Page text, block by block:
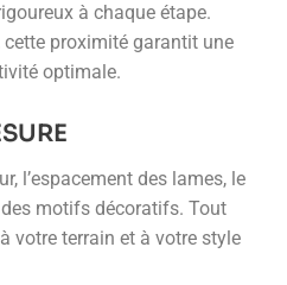
à chaque étape.
cette proximité garantit une
optimale.
l’espacement des lames, le
motifs décoratifs. Tout
votre terrain et à votre style